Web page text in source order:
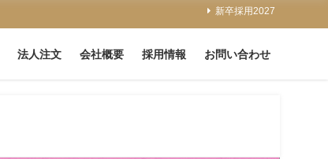
新卒採用2027
法人注文 会社概要 採用情報 お問い合わせ